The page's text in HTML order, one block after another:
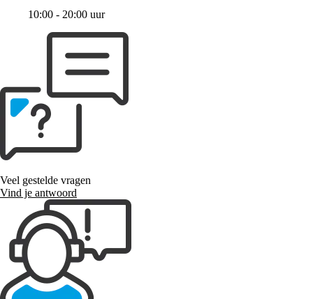
10:00 - 20:00 uur
Veel gestelde vragen
Vind je antwoord